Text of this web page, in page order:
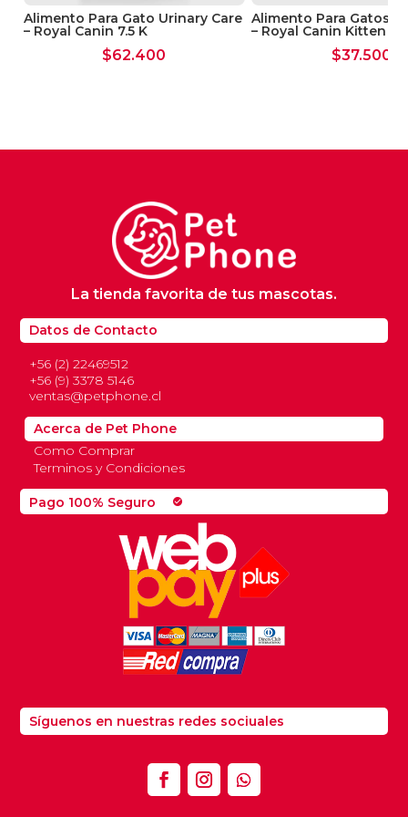
Contenido: 80gr
Alimento Para Gato Urinary Care
– Royal Canin 7.5 K
$62.400
Alimento Para Gatos
– Royal Canin Kitten 4
$37.500
Pago 100% Seguro check_circle
Datos de Contacto
+56 (2) 22469512
+56 (9) 3378 5146
ventas@petphone.cl
La tienda favorita de tus mascotas.
Acerca de Pet Phone
Como Comprar
Terminos y Condiciones
Síguenos en nuestras redes sociuales